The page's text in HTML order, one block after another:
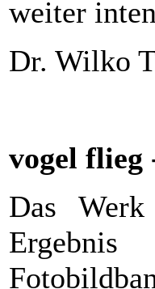
weiter
Dr. Wilko
vogel flieg
Das Werk